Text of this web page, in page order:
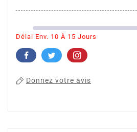
Délai Env. 10 À 15 Jours
Donnez votre avis